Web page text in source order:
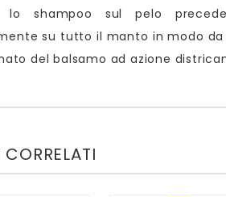
lo shampoo sul pelo
su tutto il manto in modo
del balsamo ad azione